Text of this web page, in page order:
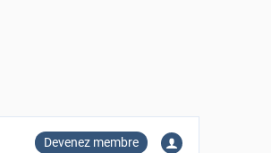
Devenez membre